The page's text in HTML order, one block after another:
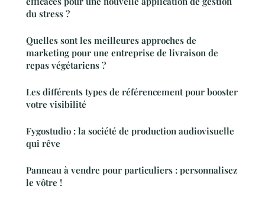
du stress ?
Quelles sont les meilleures approches de
marketing pour une entreprise de livraison de
repas végétariens ?
Les différents types de référencement pour booster
votre visibilité
Fygostudio : la société de production audiovisuelle
qui rêve
Panneau à vendre pour particuliers : personnalisez
le vôtre !